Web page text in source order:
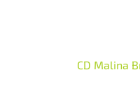
CD Malina